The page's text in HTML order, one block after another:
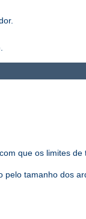
que os limites
tamanho dos